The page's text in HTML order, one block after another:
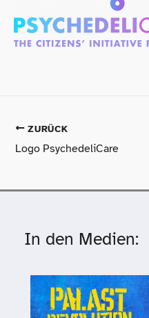
ZURÜCK
Logo PsychedeliCare
In den Medien: